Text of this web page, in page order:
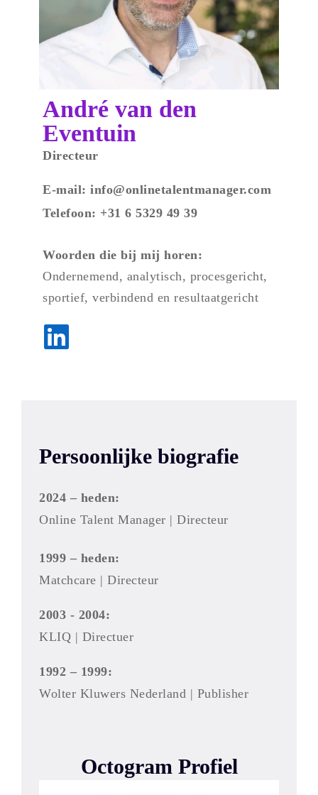
André van den
Eventuin
Directeur
E-mail: info@onlinetalentmanager.com
Telefoon: +31 6 5329 49 39
Woorden die bij mij horen:
Ondernemend, analytisch, procesgericht,
sportief, verbindend en resultaatgericht
Persoonlijke biografie
2024 – heden:
Online Talent Manager | Directeur
1999 – heden:
Matchcare | Directeur
2003 - 2004:
KLIQ | Directuer
1992 – 1999:
Wolter Kluwers Nederland | Publisher
Octogram Profiel